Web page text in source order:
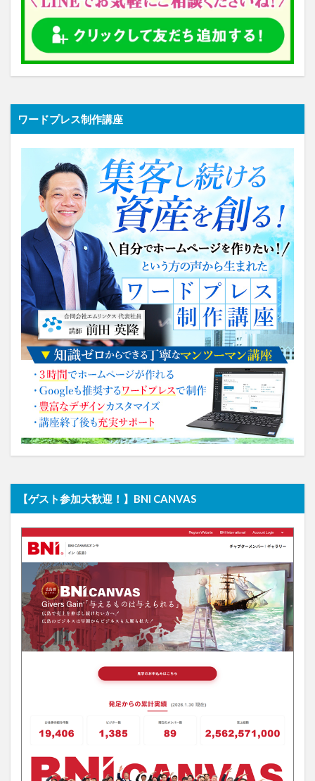
ワードプレス制作講座
【ゲスト参加大歓迎！】BNI CANVAS